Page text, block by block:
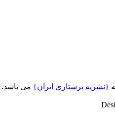
{نشریه پرستاری ایران}می باشد.